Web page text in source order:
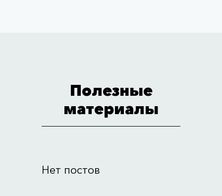
Полезные
материалы
Нет постов